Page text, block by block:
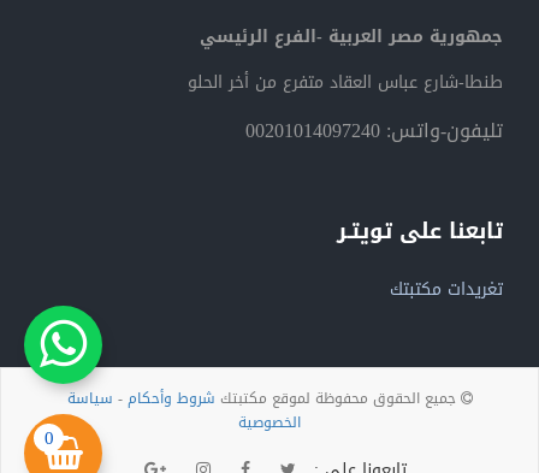
0
جمهورية مصر العربية -الفرع الرئيسي
طنطا-شارع عباس العقاد متفرع من أخر الحلو
تليفون-واتس: 00201014097240
تابعنا على تويتـر
تغريدات مكتبتك
جميع الحقوق محفوظة لموقع مكتبتك شروط وأحكام- سياسة
الخصوصية